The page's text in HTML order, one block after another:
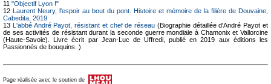
11 "Objectif Lyon !"
12
Laurent Neury, l'espoir au bout du pont. Histoire et mémoire de la filière de Douvaine,
Cabedita, 2019
13
L'abbé André Payot, résistant et chef de réseau (Biographie détaillée d'André Payot et
de ses activités de résistant durant la seconde guerre mondiale à Chamonix et Vallorcine
(Haute-Savoie). Livre écrit par Jean-Luc de Uffredi, publié en 2019 aux éditions les
Passionnés de bouquins. )
Page réalisée avec le soutien de